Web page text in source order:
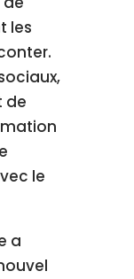
les
de
le
a